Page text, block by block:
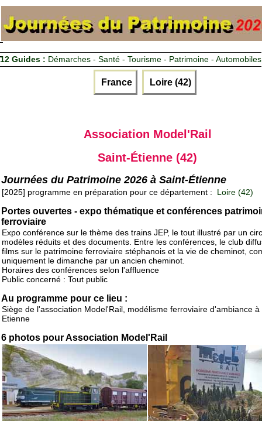
12 Guides : Démarches - Santé - Tourisme - Patrimoine - Automobiles
France Loire (42)
Association Model'Rail
Saint-Étienne (42)
Journées du Patrimoine 2026 à Saint-Étienne
[2025] programme en préparation pour ce département : Loire (42)
Portes ouvertes - expo thématique et conférences
ferroviaire
Expo conférence sur le thème des trains JEP, le tout illustré par un
modèles réduits et des documents. Entre les conférences, le club
films sur le patrimoine ferroviaire stéphanois et la vie de cheminot,
uniquement le dimanche par un ancien cheminot.
Horaires des conférences selon l'affluence
Public concerné : Tout public
Au programme pour ce lieu :
Siège de l'association Model'Rail, modélisme ferroviaire d'ambiance à
Etienne
6 photos pour Association Model'Rail